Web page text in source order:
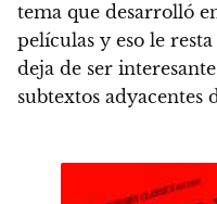
tema que desarrolló
películas y eso le
deja de ser
subtextos adyacentes